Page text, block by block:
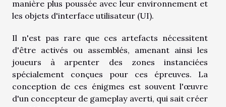
manière plus poussée avec leur environnement et
les objets d'interface utilisateur (UI).
Il n'est pas rare que ces artefacts nécessitent
d'être activés ou assemblés, amenant ainsi les
joueurs à arpenter des zones instanciées
spécialement conçues pour ces épreuves. La
conception de ces énigmes est souvent l'œuvre
d'un concepteur de gameplay averti, qui sait créer